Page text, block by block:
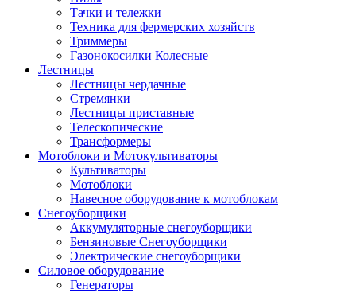
Тачки и тележки
Техника для фермерских хозяйств
Триммеры
Газонокосилки Колесные
Лестницы
Лестницы чердачные
Стремянки
Лестницы приставные
Телескопические
Трансформеры
Мотоблоки и Мотокультиваторы
Культиваторы
Мотоблоки
Навесное оборудование к мотоблокам
Снегоуборщики
Аккумуляторные снегоуборщики
Бензиновые Снегоуборщики
Электрические снегоуборщики
Силовое оборудование
Генераторы